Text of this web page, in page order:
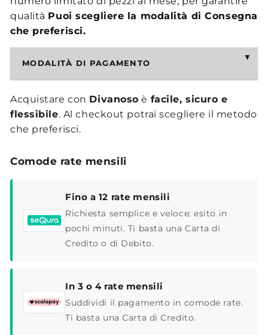
qualità Puoi scegliere la modalità di Consegna
che preferisci.
MODALITÀ DI PAGAMENTO
Acquistare con Divanoso è facile, sicuro e
flessibile. Al checkout potrai scegliere il metodo
che preferisci.
Comode rate mensili
Fino a 12 rate mensili
Richiesta semplice e veloce: esito in
pochi minuti. Ti basta una Carta di
Credito o di Debito.
In 3 o 4 rate mensili
Suddividi il pagamento in comode rate.
Ti basta una Carta di Credito.